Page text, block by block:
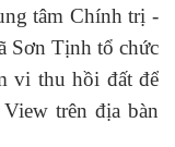
tâm Chính trị -
Sơn Tịnh tổ chức
vi thu hồi đất để
trên địa bàn